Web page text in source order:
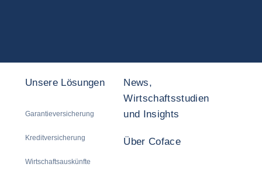
Unsere Lösungen
Garantieversicherung
Kreditversicherung
Wirtschaftsauskünfte
News,
Wirtschaftsstudien
und Insights
Über Coface